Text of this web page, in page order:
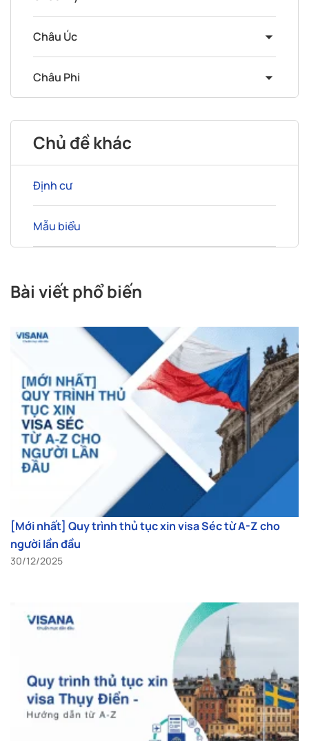
Châu Úc
Châu Phi
Chủ đề khác
Định cư
Mẫu biểu
Bài viết phổ biến
[Mới nhất] Quy trình thủ tục xin visa Séc từ A-Z cho
người lần đầu
30/12/2025